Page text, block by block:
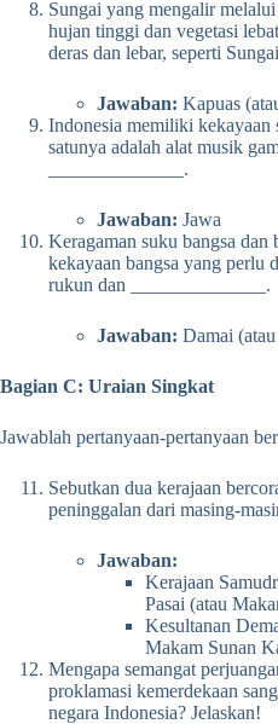
Sungai yang mengalir
hujan tinggi dan vegetasi
deras dan lebar, seperti
Jawaban: Kapuas
Indonesia memiliki kekayaan
satunya adalah alat musik
______________.
Jawaban: Jawa
Keragaman suku bangsa
kekayaan bangsa yang perlu
rukun dan ______________.
Jawaban: Damai
Bagian C: Uraian Singkat
Jawablah pertanyaan-pertanyaan
Sebutkan dua kerajaan
peninggalan dari masing-
Jawaban:
Kerajaan
Pasai (atau
Kesultanan
Makam Sunan
Mengapa semangat
proklamasi kemerdekaan
negara Indonesia? Jelaskan!